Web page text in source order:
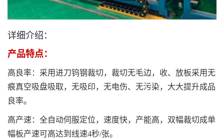
详细介绍：
产品特点：
高良率：采用进刀钨钢裁切，裁切无毛边，收、放板采用无
痕真空吸盘吸取，无吸印，无电伤、无污染，大大提升成品
良率。
高产速：全自动伺服定位，速度快，产能高，双幅裁切成单
幅板产速可高达到线速4秒/张。